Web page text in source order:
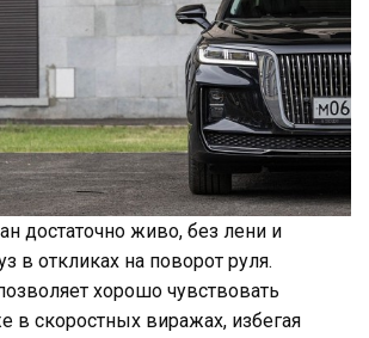
достаточно живо, без лени и
в откликах на поворот руля.
хорошо чувствовать
в скоростных виражах, избегая